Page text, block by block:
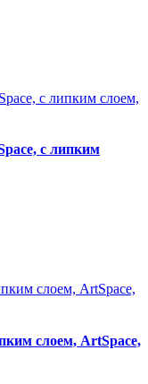
с липким
слоем, ArtSpace,